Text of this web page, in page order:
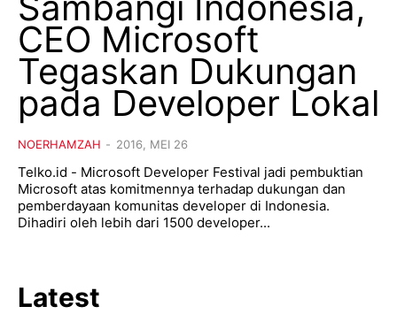
CEO Microsoft
Tegaskan Dukungan
pada Developer Lokal
NOERHAMZAH - 2016, MEI 26
Telko.id - Microsoft Developer Festival jadi pembuktian
Microsoft atas komitmennya terhadap dukungan dan
pemberdayaan komunitas developer di Indonesia.
Dihadiri oleh lebih dari 1500 developer...
Latest